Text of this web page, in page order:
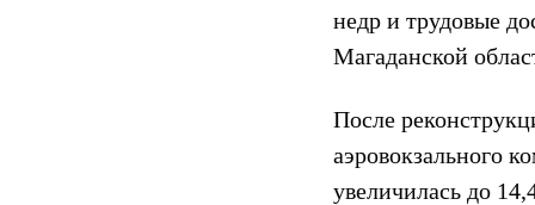
недр и трудовые
Магаданской
После
аэровокзального
увеличилась до